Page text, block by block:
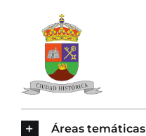
contenido
Áreas temáticas